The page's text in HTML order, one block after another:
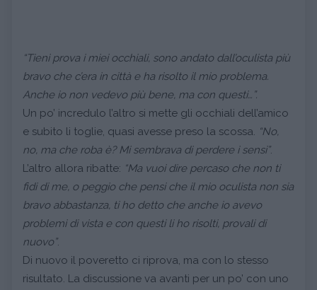
“Tieni prova i miei occhiali, sono andato dall’oculista più
bravo che c’era in città e ha risolto il mio problema.
Anche io non vedevo più bene, ma con questi…”.
Un po’ incredulo l’altro si mette gli occhiali dell’amico
e subito li toglie, quasi avesse preso la scossa. “No,
no, ma che roba è? Mi sembrava di perdere i sensi”.
L’altro allora ribatte: “Ma vuoi dire percaso che non ti
fidi di me, o peggio che pensi che il mio oculista non sia
bravo abbastanza, ti ho detto che anche io avevo
problemi di vista e con questi li ho risolti, provali di
nuovo”.
Di nuovo il poveretto ci riprova, ma con lo stesso
risultato. La discussione va avanti per un po’ con uno